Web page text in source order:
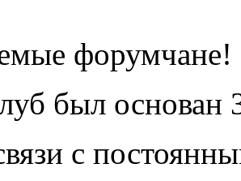
форумчане!
был основан
с